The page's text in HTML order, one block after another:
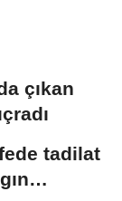
çıkan
tadilat